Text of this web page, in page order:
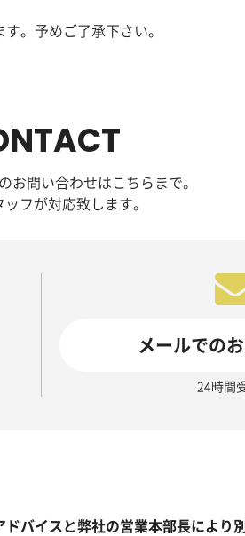
。予めご了承下さい。
お問い合わせはこちらまで。
ッフが対応致します。
メールでの
24時間
バイスと弊社の営業本部長により